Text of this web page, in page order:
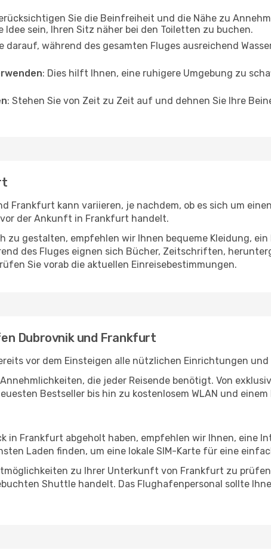
Sie die Beinfreiheit und die Nähe zu
Idee sein, Ihren Sitz näher bei den Toiletten zu buchen.
darauf, während des gesamten Fluges ausreichend
: Dies hilft Ihnen, eine ruhigere Umgebung zu
: Stehen Sie von Zeit zu Zeit auf und dehnen Sie Ihre
Frankfurt kann variieren, je nachdem, ob es sich um
der Ankunft in Frankfurt handelt.
zu gestalten, empfehlen wir Ihnen bequeme Kleidung,
des Fluges eignen sich Bücher, Zeitschriften,
Sie vorab die aktuellen Einreisebestimmungen.
Dubrovnik und Frankfurt
vor dem Einsteigen alle nützlichen Einrichtungen
die jeder Reisende benötigt. Von
Bestseller bis hin zu kostenlosem WLAN und
in Frankfurt abgeholt haben, empfehlen wir Ihnen, eine
Laden finden, um eine lokale SIM-Karte für eine
zu Ihrer Unterkunft von Frankfurt zu
Shuttle handelt. Das Flughafenpersonal sollte